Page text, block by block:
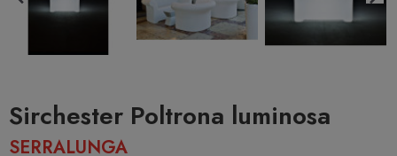
Sirchester Poltrona luminosa
SERRALUNGA